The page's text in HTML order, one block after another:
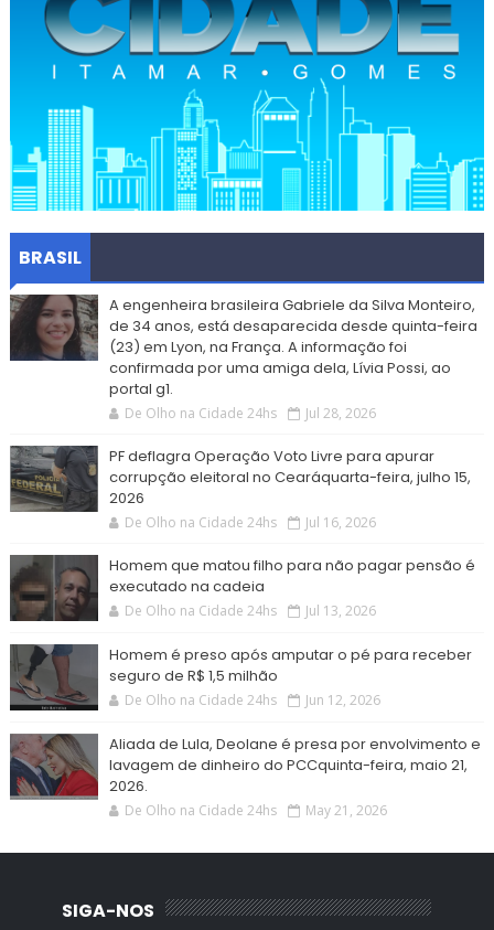
BRASIL
A engenheira brasileira Gabriele da Silva Monteiro,
de 34 anos, está desaparecida desde quinta-feira
(23) em Lyon, na França. A informação foi
confirmada por uma amiga dela, Lívia Possi, ao
portal g1.
De Olho na Cidade 24hs Jul 28, 2026
PF deflagra Operação Voto Livre para apurar
corrupção eleitoral no Cearáquarta-feira, julho 15,
2026
De Olho na Cidade 24hs Jul 16, 2026
Homem que matou filho para não pagar pensão é
executado na cadeia
De Olho na Cidade 24hs Jul 13, 2026
Homem é preso após amputar o pé para receber
seguro de R$ 1,5 milhão
De Olho na Cidade 24hs Jun 12, 2026
Aliada de Lula, Deolane é presa por envolvimento e
lavagem de dinheiro do PCCquinta-feira, maio 21,
2026.
De Olho na Cidade 24hs May 21, 2026
SIGA-NOS